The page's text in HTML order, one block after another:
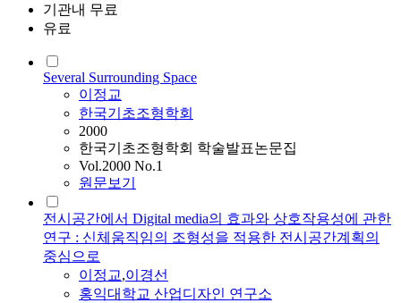
기관내 무료
유료
Several Surrounding Space
이정교
한국기초조형학회
2000
한국기초조형학회 학술발표논문집
Vol.2000 No.1
원문보기
전시공간에서 Digital media의 효과와 상호작용성에 관한
연구 : 신체움직임의 조형성을 적용한 전시공간계획의
중심으로
이정교,이경선
홍익대학교 산업디자인 연구소